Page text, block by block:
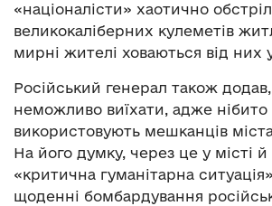
«націоналісти» хаотично
великокаліберних кулеметів
мирні жителі ховаються від них
Російський генерал також
неможливо виїхати, адже нібито
використовують мешканців
На його думку, через це у місті
«критична гуманітарна
щоденні бомбардування